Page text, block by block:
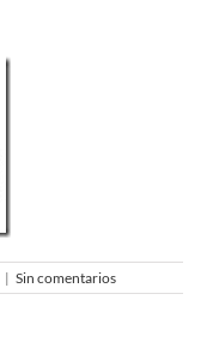
| Sin comentarios